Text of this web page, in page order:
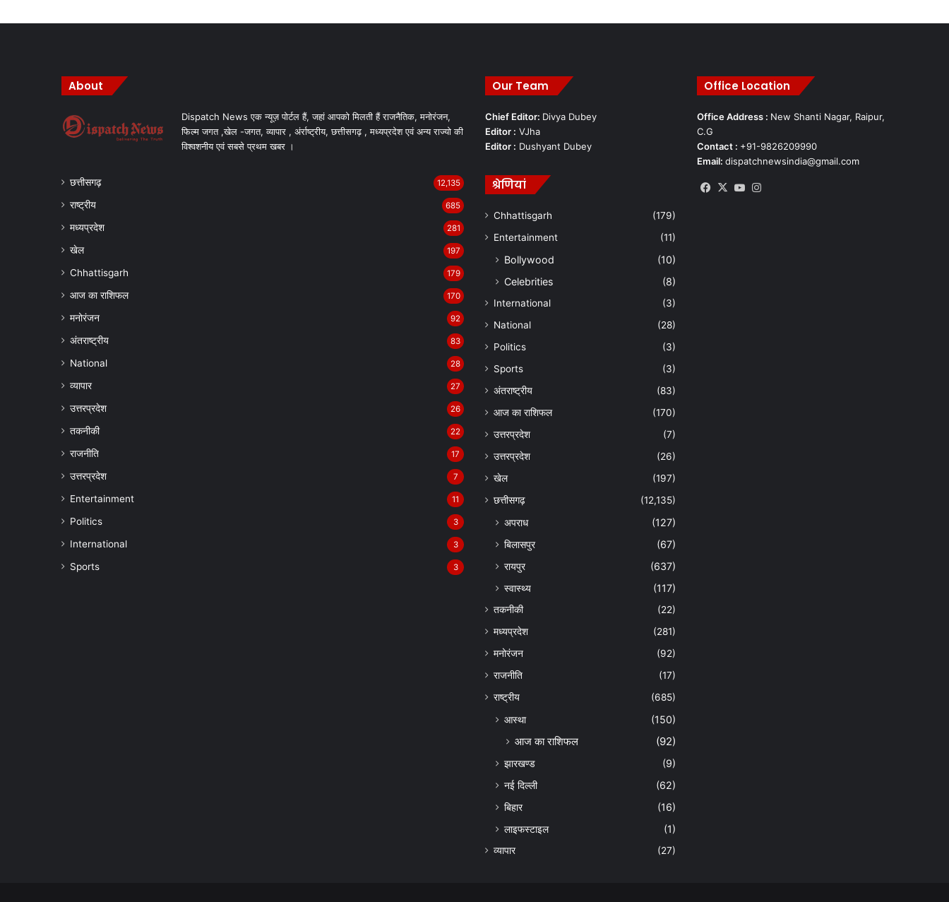
About
Dispatch News एक न्यूज़ पोर्टल हैं, जहां आपको मिलती हैं राजनैतिक, मनोरंजन,
फिल्म जगत ,खेल -जगत, व्यापार , अंर्राष्ट्रीय, छत्तीसगढ़ , मध्यप्रदेश एवं अन्य राज्यो की
विश्वशनीय एवं सबसे प्रथम खबर ।
छत्तीसगढ़ 12,135
राष्ट्रीय 685
मध्यप्रदेश 281
खेल 197
Chhattisgarh 179
आज का राशिफल 170
मनोरंजन 92
अंतराष्ट्रीय 83
National 28
व्यापार 27
उत्तरप्रदेश 26
तकनीकी 22
राजनीति 17
उत्तरप्रदेश 7
Entertainment 11
Politics 3
International 3
Sports 3
Our Team
Chief Editor: Divya Dubey
Editor : VJha
Editor : Dushyant Dubey
श्रेणियां
Chhattisgarh
(179)
Entertainment
(11)
Bollywood
(10)
Celebrities
(8)
International
(3)
National
(28)
Politics
(3)
Sports
(3)
अंतराष्ट्रीय
(83)
आज का राशिफल
(170)
उत्तरप्रदेश
(7)
उत्तरप्रदेश
(26)
खेल
(197)
छत्तीसगढ़
(12,135)
अपराध
(127)
बिलासपुर
(67)
रायपुर
(637)
स्वास्थ्य
(117)
तकनीकी
(22)
मध्यप्रदेश
(281)
मनोरंजन
(92)
राजनीति
(17)
राष्ट्रीय
(685)
आस्था (150)
आज का राशिफल (92)
झारखण्ड
(9)
नई दिल्ली
(62)
बिहार
(16)
लाइफस्टाइल
(1)
व्यापार (27)
Office Location
Office Address : New Shanti Nagar, Raipur,
C.G
Contact : +91-9826209990
Email: dispatchnewsindia@gmail.com
Facebook
X YouTube